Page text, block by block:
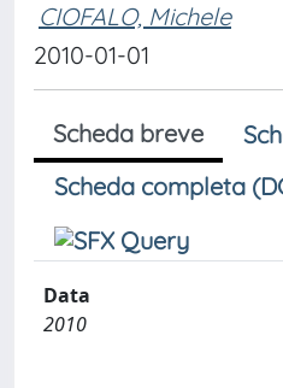
CIOFALO, Michele
2010-01-01
Scheda breve
Scheda completa
Data
2010